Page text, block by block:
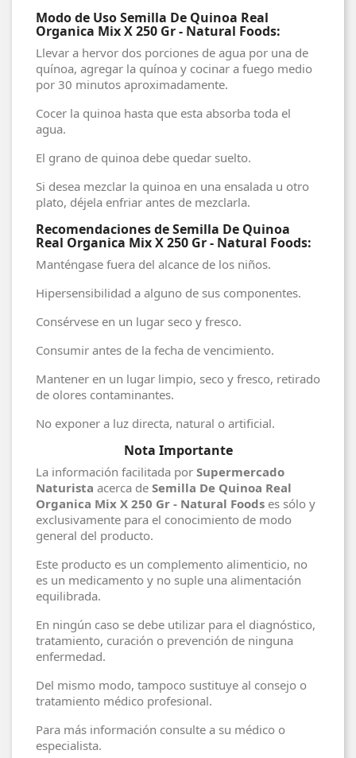
Modo de Uso Semilla De Quinoa Real
Organica Mix X 250 Gr - Natural Foods:
Llevar a hervor dos porciones de agua por una de
quínoa, agregar la quínoa y cocinar a fuego medio
por 30 minutos aproximadamente.
Cocer la quinoa hasta que esta absorba toda el
agua.
El grano de quinoa debe quedar suelto.
Si desea mezclar la quinoa en una ensalada u otro
plato, déjela enfriar antes de mezclarla.
Recomendaciones de Semilla De Quinoa
Real Organica Mix X 250 Gr - Natural Foods:
Manténgase fuera del alcance de los niños.
Hipersensibilidad a alguno de sus componentes.
Consérvese en un lugar seco y fresco.
Consumir antes de la fecha de vencimiento.
Mantener en un lugar limpio, seco y fresco, retirado
de olores contaminantes.
No exponer a luz directa, natural o artificial.
Nota Importante
La información facilitada por Supermercado
Naturista acerca de Semilla De Quinoa Real
Organica Mix X 250 Gr - Natural Foods es sólo y
exclusivamente para el conocimiento de modo
general del producto.
Este producto es un complemento alimenticio, no
es un medicamento y no suple una alimentación
equilibrada.
En ningún caso se debe utilizar para el diagnóstico,
tratamiento, curación o prevención de ninguna
enfermedad.
Del mismo modo, tampoco sustituye al consejo o
tratamiento médico profesional.
Para más información consulte a su médico o
especialista.